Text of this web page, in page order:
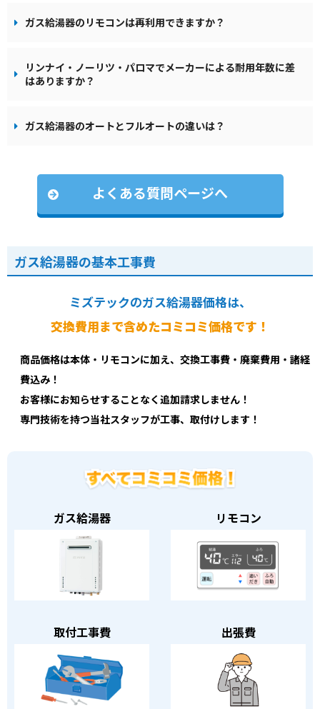
ガス給湯器のリモコンは再利用できますか？
リンナイ・ノーリツ・パロマでメーカーによる耐用年数に差
はありますか？
ガス給湯器のオートとフルオートの違いは？
よくある質問ページへ
ガス給湯器の基本工事費
ミズテックのガス給湯器価格は、
交換費用まで含めたコミコミ価格です！
商品価格は本体・リモコンに加え、交換工事費・廃棄費用・諸経
費込み！
お客様にお知らせすることなく追加請求しません！
専門技術を持つ当社スタッフが工事、取付けします！
ガス給湯器 リモコン
取付工事費 出張費